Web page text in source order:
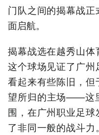
门队之间的揭幕战
面启航。
揭幕战选在越秀山体
这个球场见证了广
看起来有些陈旧，
望所归的主场——这
围，在广州职业足
了非同一般的战斗